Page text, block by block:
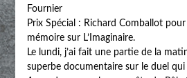
Fournier
Prix Spécial : Richard Comballot
mémoire sur L’Imaginaire.
Le lundi, j’ai fait une partie de la
superbe documentaire sur le duel